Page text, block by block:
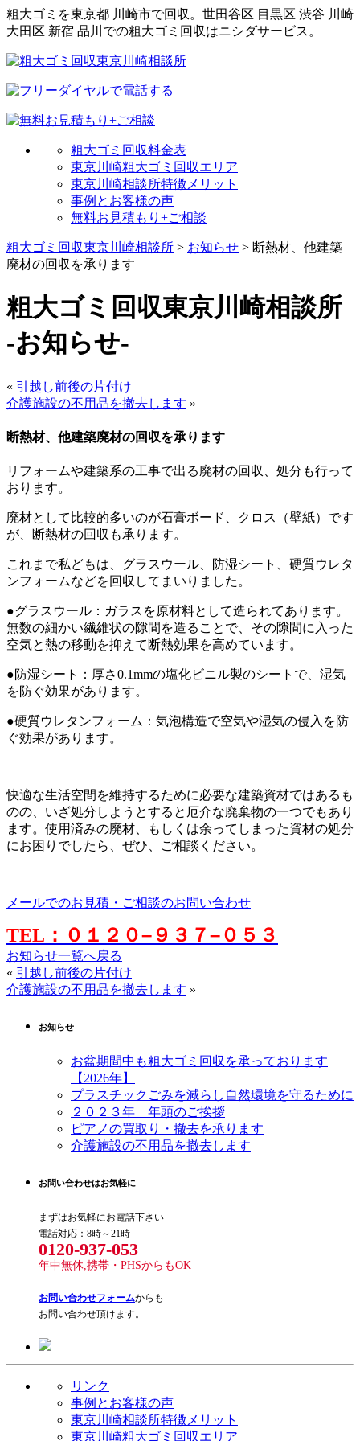
粗大ゴミを東京都 川崎市で回収。世田谷区 目黒区 渋谷 川崎
大田区 新宿 品川での粗大ゴミ回収はニシダサービス。
粗大ゴミ回収料金表
東京川崎粗大ゴミ回収エリア
東京川崎相談所特徴メリット
事例とお客様の声
無料お見積もり+ご相談
粗大ゴミ回収東京川崎相談所 > お知らせ > 断熱材、他建築
廃材の回収を承ります
粗大ゴミ回収東京川崎相談所
-お知らせ-
« 引越し前後の片付け
介護施設の不用品を撤去します »
断熱材、他建築廃材の回収を承ります
リフォームや建築系の工事で出る廃材の回収、処分も行って
おります。
廃材として比較的多いのが石膏ボード、クロス（壁紙）です
が、断熱材の回収も承ります。
これまで私どもは、グラスウール、防湿シート、硬質ウレタ
ンフォームなどを回収してまいりました。
●グラスウール：ガラスを原材料として造られてあります。
無数の細かい繊維状の隙間を造ることで、その隙間に入った
空気と熱の移動を抑えて断熱効果を高めています。
●防湿シート：厚さ0.1mmの塩化ビニル製のシートで、湿気
を防ぐ効果があります。
●硬質ウレタンフォーム：気泡構造で空気や湿気の侵入を防
ぐ効果があります。
快適な生活空間を維持するために必要な建築資材ではあるも
のの、いざ処分しようとすると厄介な廃棄物の一つでもあり
ます。使用済みの廃材、もしくは余ってしまった資材の処分
にお困りでしたら、ぜひ、ご相談ください。
メールでのお見積・ご相談のお問い合わせ
TEL ： ０１２０– ９３７–０５３
お知らせ一覧へ戻る
« 引越し前後の片付け
介護施設の不用品を撤去します »
お知らせ
お盆期間中も粗大ゴミ回収を承っております
【2026年】
プラスチックごみを減らし自然環境を守るために
２０２３年 年頭のご挨拶
ピアノの買取り・撤去を承ります
介護施設の不用品を撤去します
お問い合わせはお気軽に
まずはお気軽にお電話下さい
電話対応：8時～21時
0120-937-053
年中無休,携帯・PHSからもOK
お問い合わせフォームからも
お問い合わせ頂けます。
リンク
事例とお客様の声
東京川崎相談所特徴メリット
東京川崎粗大ゴミ回収エリア